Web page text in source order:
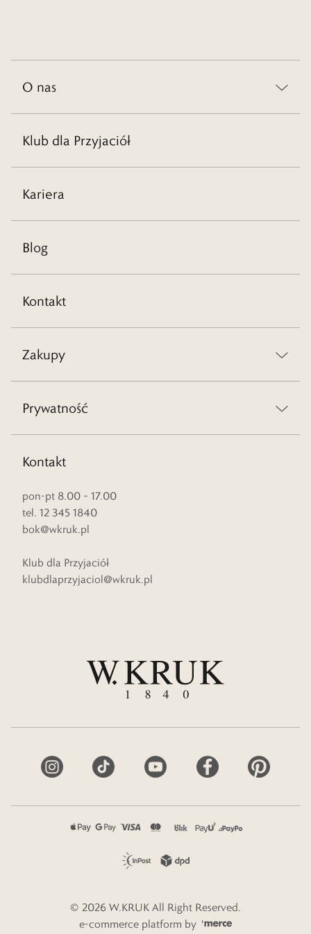
O nas
Klub dla Przyjaciół
Kariera
Blog
Kontakt
Zakupy
Prywatność
Kontakt
pon-pt 8.00 – 17.00
tel. 12 345 1840
bok@wkruk.pl
Klub dla Przyjaciół
klubdlaprzyjaciol@wkruk.pl
© 2026 W.KRUK All Right Reserved.
e-commerce platform by